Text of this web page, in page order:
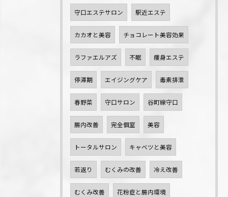
守口エステサロン 駅近エステ
カカオと美容 チョコレート美容効果
ラファエルアズ 不眠 痩身エステ
停滞期 エイジングケア 毒素排泄
春野菜 守口サロン 谷町線守口
腸内改善 完全個室 美容
トータルサロン キャベツと美容
若返り むくみの改善 冷え改善
むくみ改善 花粉症と腸内環境